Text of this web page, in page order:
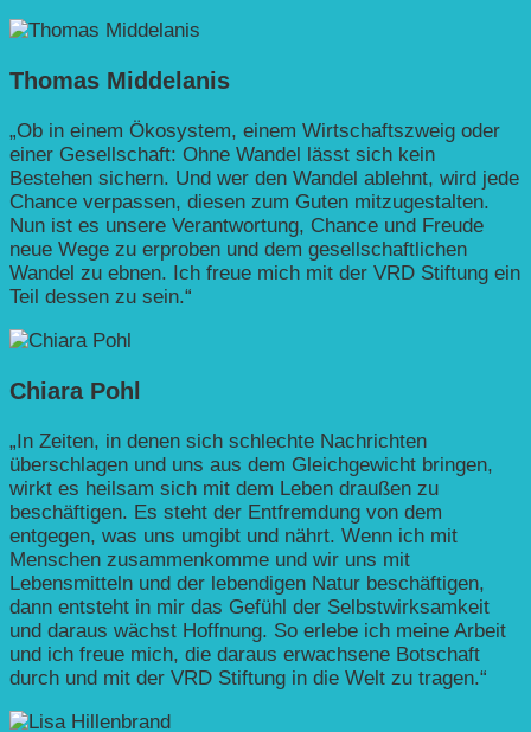
Thomas Middelanis
„Ob in einem Ökosystem, einem Wirtschaftszweig oder
einer Gesellschaft: Ohne Wandel lässt sich kein
Bestehen sichern. Und wer den Wandel ablehnt, wird jede
Chance verpassen, diesen zum Guten mitzugestalten.
Nun ist es unsere Verantwortung, Chance und Freude
neue Wege zu erproben und dem gesellschaftlichen
Wandel zu ebnen. Ich freue mich mit der VRD Stiftung ein
Teil dessen zu sein.“
Chiara Pohl
„In Zeiten, in denen sich schlechte Nachrichten
überschlagen und uns aus dem Gleichgewicht bringen,
wirkt es heilsam sich mit dem Leben draußen zu
beschäftigen. Es steht der Entfremdung von dem
entgegen, was uns umgibt und nährt. Wenn ich mit
Menschen zusammenkomme und wir uns mit
Lebensmitteln und der lebendigen Natur beschäftigen,
dann entsteht in mir das Gefühl der Selbstwirksamkeit
und daraus wächst Hoffnung. So erlebe ich meine Arbeit
und ich freue mich, die daraus erwachsene Botschaft
durch und mit der VRD Stiftung in die Welt zu tragen.“